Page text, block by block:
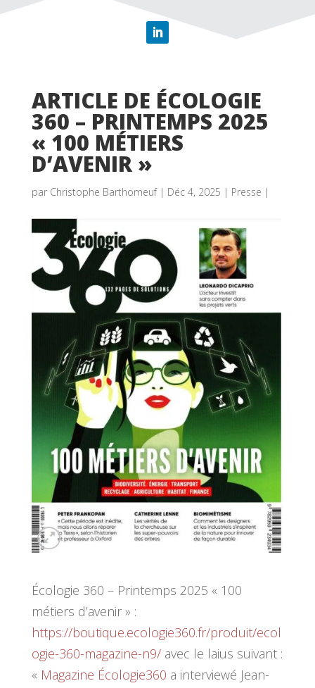
ARTICLE DE ÉCOLOGIE
360 – PRINTEMPS 2025
« 100 MÉTIERS
D’AVENIR »
par Christophe Barthomeuf| Déc 4, 2025 | Presse |
Écologie 360 – Printemps 2025 « 100
métiers d’avenir » :
https://boutique.ecologie360.fr/produit/ecol
ogie-360-magazine-n9/avec le laius suivant :
« Magazine Écologie360 a interviewé Jean-